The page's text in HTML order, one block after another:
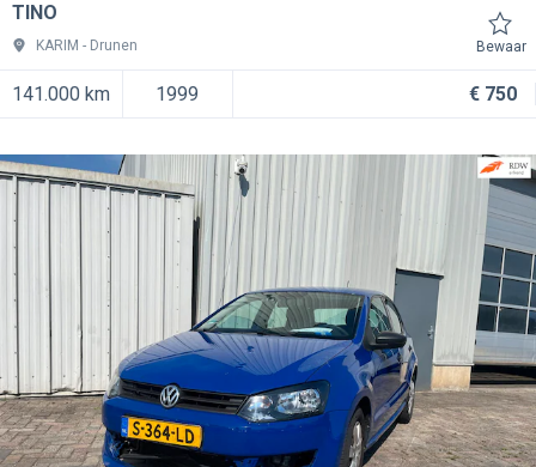
TINO
KARIM Drunen Bewaar
141.000 km 1999 € 750